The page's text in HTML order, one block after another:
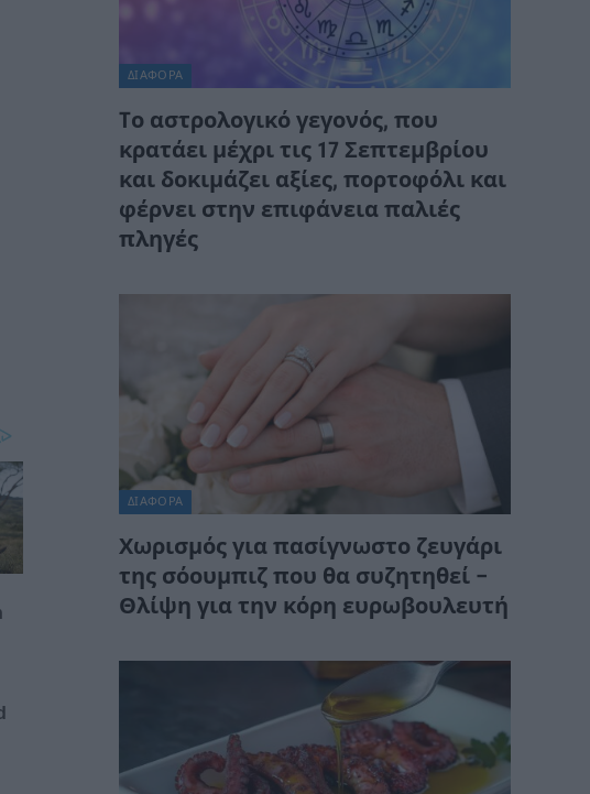
ΔΙΆΦΟΡΑ
Tο αστρολογικό γεγονός, που
κρατάει μέχρι τις 17 Σεπτεμβρίου
και δοκιμάζει αξίες, πορτοφόλι και
φέρνει στην επιφάνεια παλιές
πληγές
ΔΙΆΦΟΡΑ
Χωρισμός για πασίγνωστο ζευγάρι
της σόουμπιζ που θα συζητηθεί –
Θλίψη για την κόρη ευρωβουλευτή